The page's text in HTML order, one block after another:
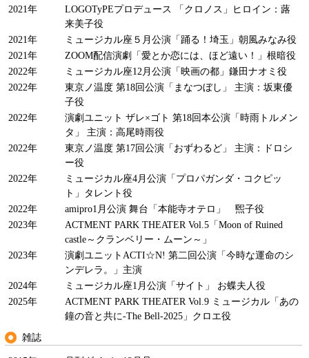
2021年
LOGOTyPEプロデュース 「クロノス」ヒロイン：蕗
来美子役
2021年
ミュージカル座５月公演「踊る！埼玉」朝風みなみ役
2021年
ZOOM配信演劇「愛とか恋には、ほど遠い！」根暗役
2022年
ミュージカル座12月公演「映画の都」鎌田ナオミ役
2022年
東京ノ温度 第18回公演「まなつぼし」 主演：坂東優
子役
2022年
演劇ユニット ザレ×ゴト 第18回本公演「時雨トルメン
タ」 主演：高尾時雨役
2022年
東京ノ温度 第17回公演「おずわるど」 主演：ドロシ
ー役
2022年
ミュージカル座4月公演「プロパガンダ・コクピッ
ト」タレント役
2022年
amipro1月公演 舞台「本能寺オテロ」 煕子役
2023年
ACTMENT PARK THEATER Vol.5「Moon of Ruined
castle～クランベリー・ムーン～」
2023年
演劇ユニットACTI☆N! 第二回公演「今時な運命のシ
ンデレラ。」主演
2024年
ミュージカル座1月公演「サイト」 お蝶夫人役
2025年
ACTMENT PARK THEATER Vol.9 ミュージカル「あの
鐘の音と共に-The Bell-2025」クロエ役
雑誌